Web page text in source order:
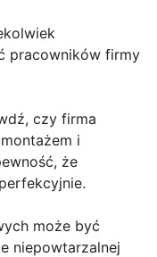
pracowników firmy
czy firma
i
że
może być
niepowtarzalnej